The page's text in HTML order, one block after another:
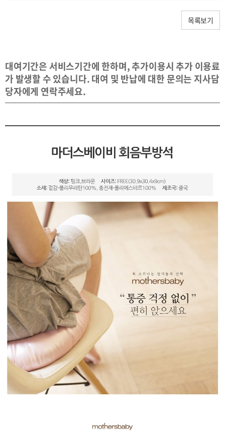
목록보기
대여기간은 서비스기간에 한하며, 추가이용시 추가 이용료
가 발생할 수 있습니다. 대여 및 반납에 대한 문의는 지사담
당자에게 연락주세요.